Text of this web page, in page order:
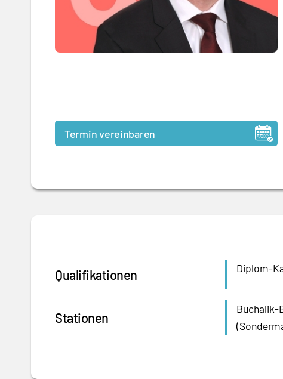
Termin vereinbaren
Qualifikationen Diplom-
Stationen
Buchalik-